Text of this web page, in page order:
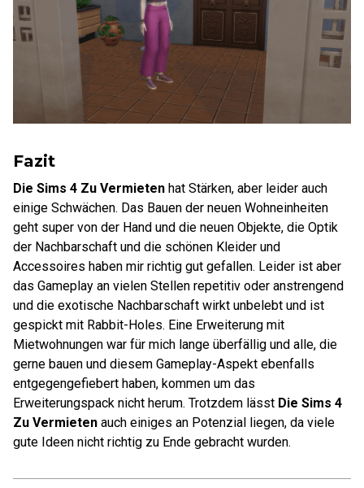
Fazit
Die Sims 4 Zu Vermieten hat Stärken, aber leider auch
einige Schwächen. Das Bauen der neuen Wohneinheiten
geht super von der Hand und die neuen Objekte, die Optik
der Nachbarschaft und die schönen Kleider und
Accessoires haben mir richtig gut gefallen. Leider ist aber
das Gameplay an vielen Stellen repetitiv oder anstrengend
und die exotische Nachbarschaft wirkt unbelebt und ist
gespickt mit Rabbit-Holes. Eine Erweiterung mit
Mietwohnungen war für mich lange überfällig und alle, die
gerne bauen und diesem Gameplay-Aspekt ebenfalls
entgegengefiebert haben, kommen um das
Erweiterungspack nicht herum. Trotzdem lässt Die Sims 4
Zu Vermieten auch einiges an Potenzial liegen, da viele
gute Ideen nicht richtig zu Ende gebracht wurden.